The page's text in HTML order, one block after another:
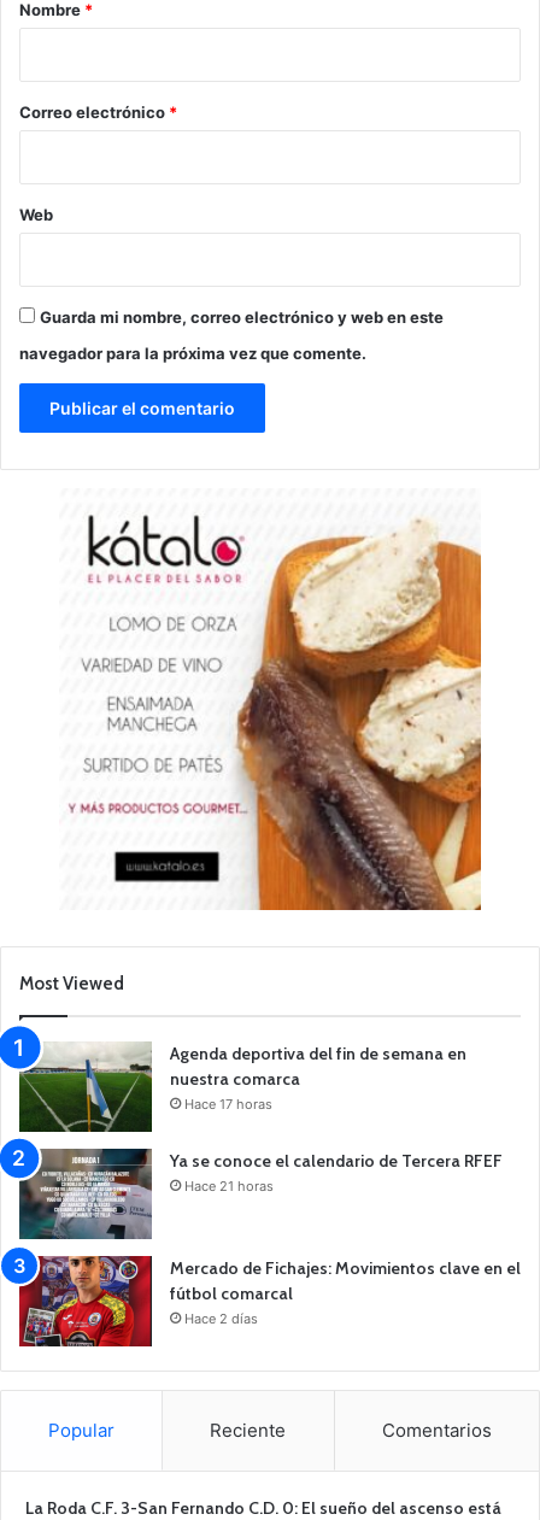
*
Nombre *
Correo electrónico *
Web
Guarda mi nombre, correo electrónico y web en este
navegador para la próxima vez que comente.
Most Viewed
Agenda deportiva del fin de semana en
nuestra comarca
Hace 17 horas
Ya se conoce el calendario de Tercera RFEF
Hace 21 horas
Mercado de Fichajes: Movimientos clave en el
fútbol comarcal
Hace 2 días
Popular Reciente Comentarios
La Roda C.F. 3-San Fernando C.D. 0: El sueño del ascenso está